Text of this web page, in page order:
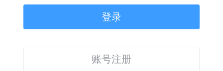
登录
账号注册